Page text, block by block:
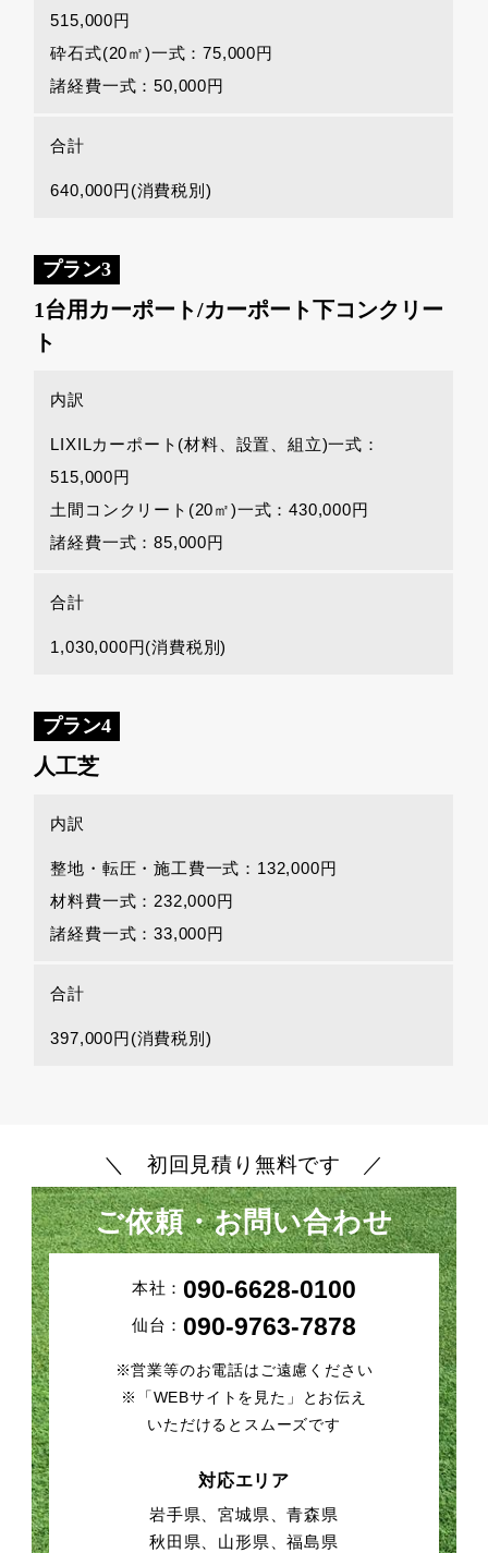
515,000円
砕石式(20㎡)一式：75,000円
諸経費一式：50,000円
合計
640,000円(消費税別)
プラン3
1台用カーポート/カーポート下コンクリー
ト
内訳
LIXILカーポート(材料、設置、組立)一式：
515,000円
土間コンクリート(20㎡)一式：430,000円
諸経費一式：85,000円
合計
1,030,000円(消費税別)
プラン4
人工芝
内訳
整地・転圧・施工費一式：132,000円
材料費一式：232,000円
諸経費一式：33,000円
合計
397,000円(消費税別)
＼ 初回見積り無料です ／
ご依頼・お問い合わせ
本社： 090-6628-0100
仙台： 090-9763-7878
※営業等のお電話はご遠慮ください
※「WEBサイトを見た」とお伝え
いただけるとスムーズです
対応エリア
岩手県、宮城県、青森県
秋田県、山形県、福島県